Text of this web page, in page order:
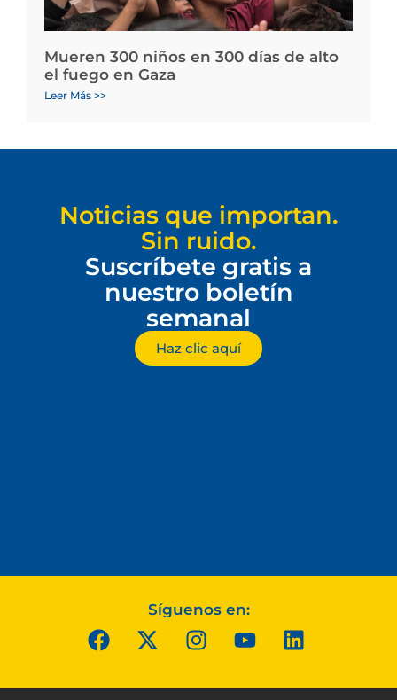
Mueren 300 niños en 300 días de alto
el fuego en Gaza
Leer Más >>
Noticias que importan.
Sin ruido.
Suscríbete gratis a
nuestro boletín
semanal
Haz clic aquí
Síguenos en: